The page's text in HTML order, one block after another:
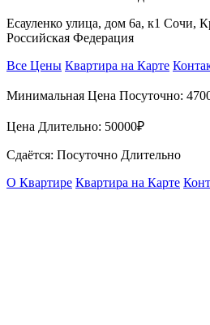
Есауленко улица, дом 6а, к1 Сочи,
Российская Федерация
Все Цены Квартира на Карте
Минимальная Цена Посуточно:
Цена Длительно: 50000₽
Сдаётся: Посуточно Длительно
О Квартире Квартира на Карте